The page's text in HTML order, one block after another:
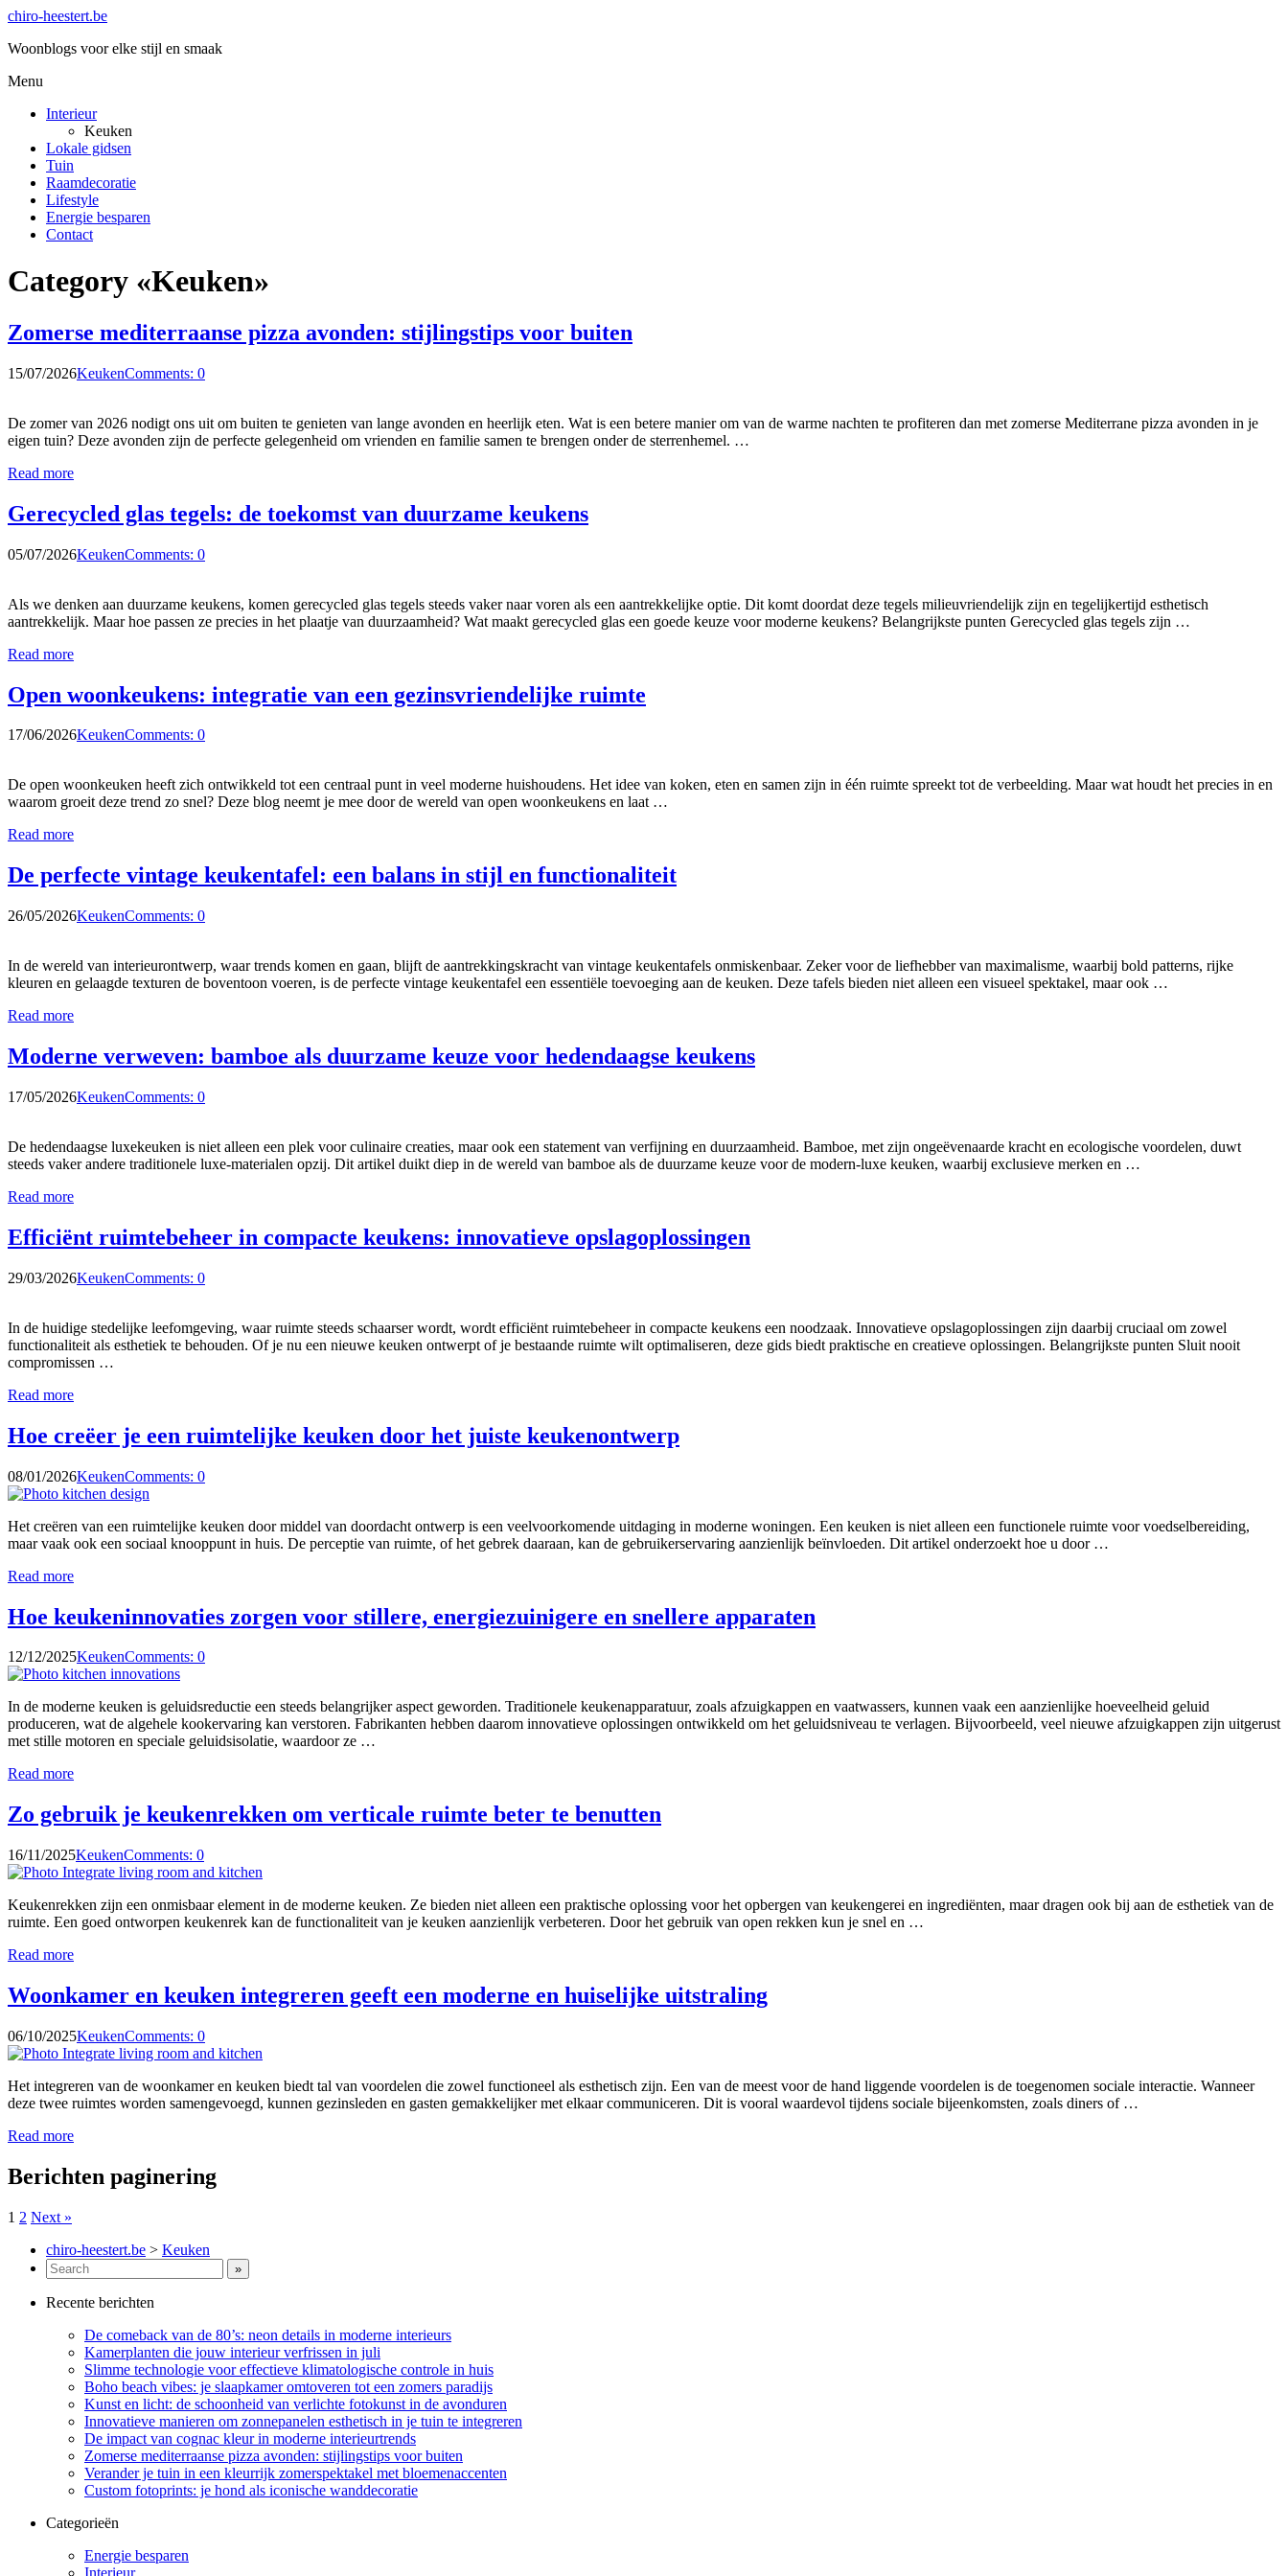
chiro-heestert.be
Woonblogs voor elke stijl en smaak
Menu
Interieur
Keuken
Lokale gidsen
Tuin
Raamdecoratie
Lifestyle
Energie besparen
Contact
Category «Keuken»
Zomerse mediterraanse pizza avonden: stijlingstips voor buiten
15/07/2026KeukenComments: 0
De zomer van 2026 nodigt ons uit om buiten te genieten van lange avonden en heerlijk eten. Wat is een betere manier om van de warme nachten te profiteren dan met zomerse Mediterrane pizza avonden in je
eigen tuin? Deze avonden zijn de perfecte gelegenheid om vrienden en familie samen te brengen onder de sterrenhemel. …
Read more
Gerecycled glas tegels: de toekomst van duurzame keukens
05/07/2026KeukenComments: 0
Als we denken aan duurzame keukens, komen gerecycled glas tegels steeds vaker naar voren als een aantrekkelijke optie. Dit komt doordat deze tegels milieuvriendelijk zijn en tegelijkertijd esthetisch
aantrekkelijk. Maar hoe passen ze precies in het plaatje van duurzaamheid? Wat maakt gerecycled glas een goede keuze voor moderne keukens? Belangrijkste punten Gerecycled glas tegels zijn …
Read more
Open woonkeukens: integratie van een gezinsvriendelijke ruimte
17/06/2026KeukenComments: 0
De open woonkeuken heeft zich ontwikkeld tot een centraal punt in veel moderne huishoudens. Het idee van koken, eten en samen zijn in één ruimte spreekt tot de verbeelding. Maar wat houdt het precies in en
waarom groeit deze trend zo snel? Deze blog neemt je mee door de wereld van open woonkeukens en laat …
Read more
De perfecte vintage keukentafel: een balans in stijl en functionaliteit
26/05/2026KeukenComments: 0
In de wereld van interieurontwerp, waar trends komen en gaan, blijft de aantrekkingskracht van vintage keukentafels onmiskenbaar. Zeker voor de liefhebber van maximalisme, waarbij bold patterns, rijke
kleuren en gelaagde texturen de boventoon voeren, is de perfecte vintage keukentafel een essentiële toevoeging aan de keuken. Deze tafels bieden niet alleen een visueel spektakel, maar ook …
Read more
Moderne verweven: bamboe als duurzame keuze voor hedendaagse keukens
17/05/2026KeukenComments: 0
De hedendaagse luxekeuken is niet alleen een plek voor culinaire creaties, maar ook een statement van verfijning en duurzaamheid. Bamboe, met zijn ongeëvenaarde kracht en ecologische voordelen, duwt
steeds vaker andere traditionele luxe-materialen opzij. Dit artikel duikt diep in de wereld van bamboe als de duurzame keuze voor de modern-luxe keuken, waarbij exclusieve merken en …
Read more
Efficiënt ruimtebeheer in compacte keukens: innovatieve opslagoplossingen
29/03/2026KeukenComments: 0
In de huidige stedelijke leefomgeving, waar ruimte steeds schaarser wordt, wordt efficiënt ruimtebeheer in compacte keukens een noodzaak. Innovatieve opslagoplossingen zijn daarbij cruciaal om zowel
functionaliteit als esthetiek te behouden. Of je nu een nieuwe keuken ontwerpt of je bestaande ruimte wilt optimaliseren, deze gids biedt praktische en creatieve oplossingen. Belangrijkste punten Sluit nooit
compromissen …
Read more
Hoe creëer je een ruimtelijke keuken door het juiste keukenontwerp
08/01/2026KeukenComments: 0
Het creëren van een ruimtelijke keuken door middel van doordacht ontwerp is een veelvoorkomende uitdaging in moderne woningen. Een keuken is niet alleen een functionele ruimte voor voedselbereiding,
maar vaak ook een sociaal knooppunt in huis. De perceptie van ruimte, of het gebrek daaraan, kan de gebruikerservaring aanzienlijk beïnvloeden. Dit artikel onderzoekt hoe u door …
Read more
Hoe keukeninnovaties zorgen voor stillere, energiezuinigere en snellere apparaten
12/12/2025KeukenComments: 0
In de moderne keuken is geluidsreductie een steeds belangrijker aspect geworden. Traditionele keukenapparatuur, zoals afzuigkappen en vaatwassers, kunnen vaak een aanzienlijke hoeveelheid geluid
produceren, wat de algehele kookervaring kan verstoren. Fabrikanten hebben daarom innovatieve oplossingen ontwikkeld om het geluidsniveau te verlagen. Bijvoorbeeld, veel nieuwe afzuigkappen zijn uitgerust
met stille motoren en speciale geluidsisolatie, waardoor ze …
Read more
Zo gebruik je keukenrekken om verticale ruimte beter te benutten
16/11/2025KeukenComments: 0
Keukenrekken zijn een onmisbaar element in de moderne keuken. Ze bieden niet alleen een praktische oplossing voor het opbergen van keukengerei en ingrediënten, maar dragen ook bij aan de esthetiek van de
ruimte. Een goed ontworpen keukenrek kan de functionaliteit van je keuken aanzienlijk verbeteren. Door het gebruik van open rekken kun je snel en …
Read more
Woonkamer en keuken integreren geeft een moderne en huiselijke uitstraling
06/10/2025KeukenComments: 0
Het integreren van de woonkamer en keuken biedt tal van voordelen die zowel functioneel als esthetisch zijn. Een van de meest voor de hand liggende voordelen is de toegenomen sociale interactie. Wanneer
deze twee ruimtes worden samengevoegd, kunnen gezinsleden en gasten gemakkelijker met elkaar communiceren. Dit is vooral waardevol tijdens sociale bijeenkomsten, zoals diners of …
Read more
Berichten paginering
1 2 Next »
chiro-heestert.be > Keuken
Recente berichten
De comeback van de 80’s: neon details in moderne interieurs
Kamerplanten die jouw interieur verfrissen in juli
Slimme technologie voor effectieve klimatologische controle in huis
Boho beach vibes: je slaapkamer omtoveren tot een zomers paradijs
Kunst en licht: de schoonheid van verlichte fotokunst in de avonduren
Innovatieve manieren om zonnepanelen esthetisch in je tuin te integreren
De impact van cognac kleur in moderne interieurtrends
Zomerse mediterraanse pizza avonden: stijlingstips voor buiten
Verander je tuin in een kleurrijk zomerspektakel met bloemenaccenten
Custom fotoprints: je hond als iconische wanddecoratie
Categorieën
Energie besparen
Interieur